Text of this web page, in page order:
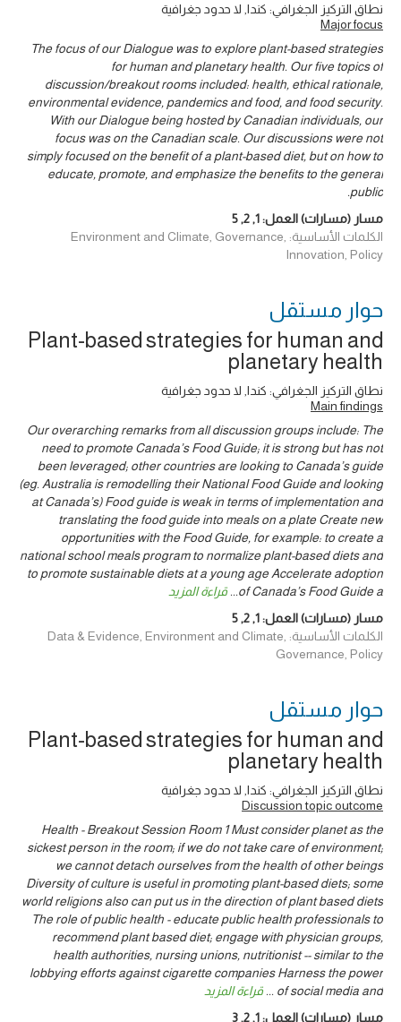
نطاق التركيز الجغرافي: كندا, لا حدود جغرافية
Major focus
The focus of our Dialogue was to explore plant-based strategies
for human and planetary health. Our five topics of
discussion/breakout rooms included: health, ethical rationale,
environmental evidence, pandemics and food, and food security.
With our Dialogue being hosted by Canadian individuals, our
focus was on the Canadian scale. Our discussions were not
simply focused on the benefit of a plant-based diet, but on how to
educate, promote, and emphasize the benefits to the general
public.
مسار (مسارات) العمل:1
,
2
,
5
الكلمات الأساسية: Environment and Climate, Governance,
Innovation, Policy
حوار ‎مستقل
Plant-based strategies for human and
planetary health
نطاق التركيز الجغرافي: كندا, لا حدود جغرافية
Main findings
Our overarching remarks from all discussion groups include: The
need to promote Canada’s Food Guide; it is strong but has not
been leveraged; other countries are looking to Canada’s guide
(eg. Australia is remodelling their National Food Guide and looking
at Canada’s) Food guide is weak in terms of implementation and
translating the food guide into meals on a plate Create new
opportunities with the Food Guide, for example: to create a
national school meals program to normalize plant-based diets and
to promote sustainable diets at a young age Accelerate adoption
of Canada’s Food Guide a
... قراءة المزيد
مسار (مسارات) العمل:1
,
2
,
5
الكلمات الأساسية: Data & Evidence, Environment and Climate,
Governance, Policy
حوار ‎مستقل
Plant-based strategies for human and
planetary health
نطاق التركيز الجغرافي: كندا, لا حدود جغرافية
Discussion topic outcome
Health - Breakout Session Room 1 Must consider planet as the
sickest person in the room; if we do not take care of environment;
we cannot detach ourselves from the health of other beings
Diversity of culture is useful in promoting plant-based diets; some
world religions also can put us in the direction of plant based diets
The role of public health - educate public health professionals to
recommend plant based diet; engage with physician groups,
health authorities, nursing unions, nutritionist -- similar to the
lobbying efforts against cigarette companies Harness the power
of social media and
... قراءة المزيد
مسار (مسارات) العمل:1
,
2
,
3